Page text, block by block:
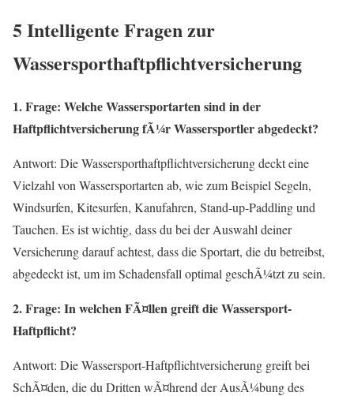
5 Intelligente Fragen zur
Wassersporthaftpflichtversicherung
1. Frage: Welche Wassersportarten sind in der
Haftpflichtversicherung fÃ¼r Wassersportler abgedeckt?
Antwort: Die Wassersporthaftpflichtversicherung deckt eine
Vielzahl von Wassersportarten ab, wie zum Beispiel Segeln,
Windsurfen, Kitesurfen, Kanufahren, Stand-up-Paddling und
Tauchen. Es ist wichtig, dass du bei der Auswahl deiner
Versicherung darauf achtest, dass die Sportart, die du betreibst,
abgedeckt ist, um im Schadensfall optimal geschÃ¼tzt zu sein.
2. Frage: In welchen FÃ¤llen greift die Wassersport-
Haftpflicht?
Antwort: Die Wassersport-Haftpflichtversicherung greift bei
SchÃ¤den, die du Dritten wÃ¤hrend der AusÃ¼bung des